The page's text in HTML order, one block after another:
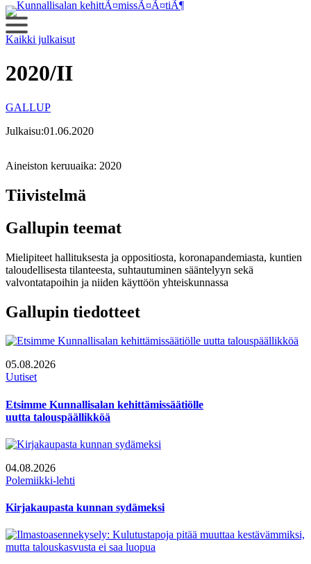
Siirry
sisältöön
Kaikki julkaisut
2020/II
GALLUP
Julkaisu:01.06.2020
Aineiston keruuaika: 2020
Tiivistelmä
Gallupin teemat
Mielipiteet hallituksesta ja oppositiosta, koronapandemiasta, kuntien
taloudellisesta tilanteesta, suhtautuminen sääntelyyn sekä
valvontatapoihin ja niiden käyttöön yhteiskunnassa
Gallupin tiedotteet
05.08.2026
Uutiset
Etsimme Kunnallisalan kehittämissäätiölle
uutta talouspäällikköä
04.08.2026
Polemiikki-lehti
Kirjakaupasta kunnan sydämeksi